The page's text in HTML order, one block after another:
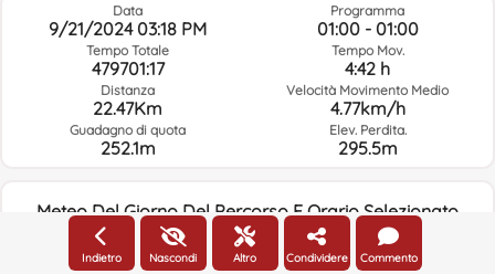
Data
9/21/2024 03:18 PM
Tempo Totale
479701:17
Distanza
22.47Km
Guadagno di quota
252.1m
Programma
01:00 - 01:00
Tempo Mov.
4:42 h
Velocità Movimento Medio
4.77km/h
Elev. Perdita.
295.5m
Meteo Del Giorno Del Percorso E Orario Selezionato
NaN:NaN
Indietro Nascondi Altro Condividere Commento